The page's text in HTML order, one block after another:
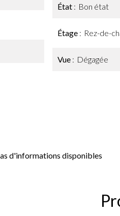
État Bon état
Étage Rez-de-
Vue Dégagée
d'informations disponibles